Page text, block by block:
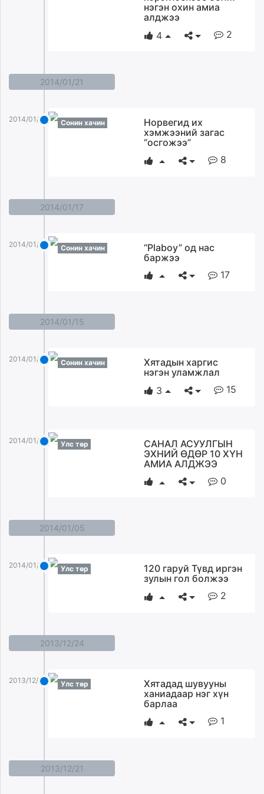
tumen.mn
times.mn
tvmongolia.mn
tac.mn
paparazzi.mn
нэгэн охин амиа
алджээ
4
2
2014/01/21
2014/01/21 Сонин хачин
Норвегид их
хэмжээний загас
“осгожээ”
8
2014/01/17
2014/01/17 Сонин хачин
“Plaboy” од нас
баржээ
17
2014/01/15
2014/01/15 Сонин хачин
Хятадын харгис
нэгэн уламжлал
3
15
2014/01/15 Улс төр
САНАЛ АСУУЛГЫН
ЭХНИЙ ӨДӨР 10 ХҮН
АМИА АЛДЖЭЭ
0
2014/01/05
2014/01/05 Улс төр
120 гаруй Түвд иргэн
зулын гол болжээ
2
2013/12/24
2013/12/24 Улс төр
Хятадад шувууны
ханиадаар нэг хүн
барлаа
1
2013/12/21